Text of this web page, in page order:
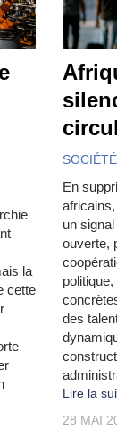
la
cette
SOCIÉTÉ
En
un
ouverte,
des
Lire la
28 MAI